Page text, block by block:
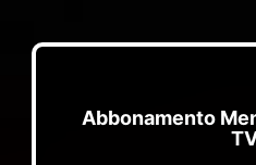
Abbonamento